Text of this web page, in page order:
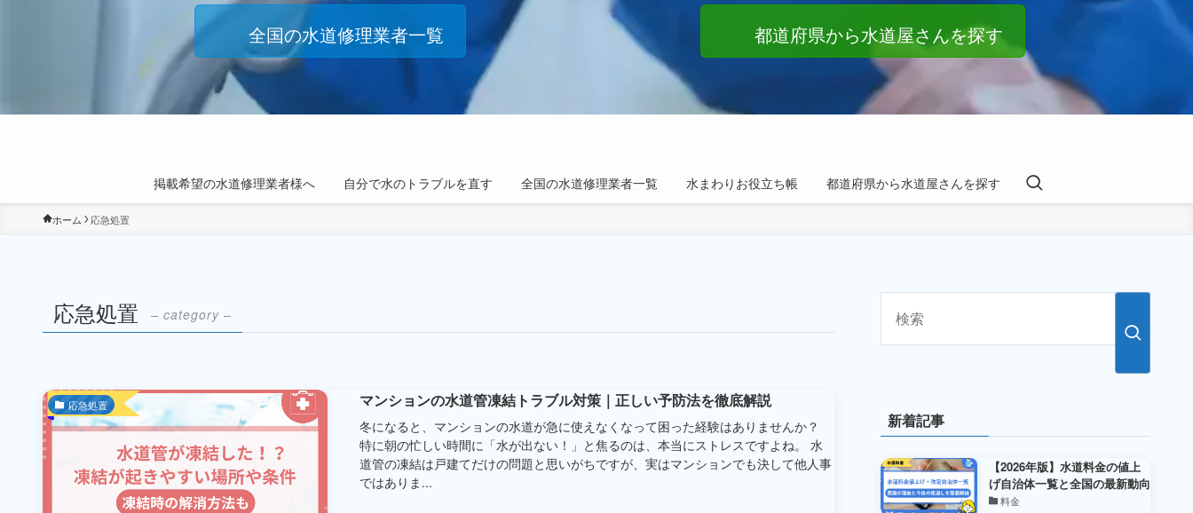
掲載希望の水道修理業者様へ 自分で水のトラブルを直す 全国の水道修理業者一覧 水まわりお役立ち帳 都道府県から水道屋さんを探す
全国の水道修理業者一覧 都道府県から水道屋さんを探す
ホーム 応急処置
応急処置 – category –
応急処置 マンションの水道管凍結トラブル対策｜正しい予防法を徹底解説
冬になると、マンションの水道が急に使えなくなって困った経験はありませんか？
特に朝の忙しい時間に「水が出ない！」と焦るのは、本当にストレスですよね。 水
道管の凍結は戸建てだけの問題と思いがちですが、実はマンションでも決して他人事
ではありま...
新着記事
【2026年版】水道料金の値上
げ自治体一覧と全国の最新動向
料金